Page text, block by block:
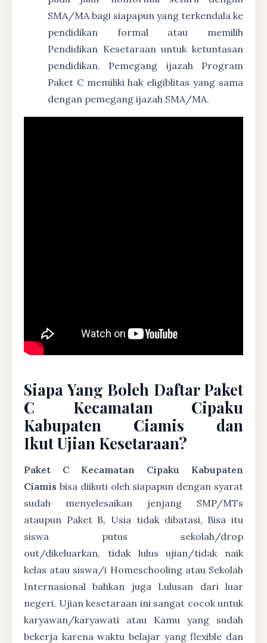
SMA/MA bagi siapapun yang terkendala ke
pendidikan formal atau memilih
Pendidikan Kesetaraan untuk ketuntasan
pendidikan. Pemegang ijazah Program
Paket C memiliki hak eligiblitas yang sama
dengan pemegang ijazah SMA/MA.
Siapa Yang Boleh Daftar Paket
C Kecamatan Cipaku
Kabupaten Ciamis dan
Ikut Ujian Kesetaraan?
Paket C Kecamatan Cipaku Kabupaten
Ciamis bisa diikuti oleh siapapun dengan syarat
sudah menyelesaikan jenjang SMP/MTs
ataupun Paket B, Usia tidak dibatasi, Bisa itu
siswa putus sekolah/drop
out/dikeluarkan, tidak lulus ujian/tidak naik
kelas atau siswa/i Homeschooling atau Sekolah
Internasional bahkan juga Lulusan dari luar
negeri. Ujian kesetaraan ini sangat cocok untuk
karyawan/karyawati atau Kamu yang sudah
bekerja karena waktu belajar yang flexible dan